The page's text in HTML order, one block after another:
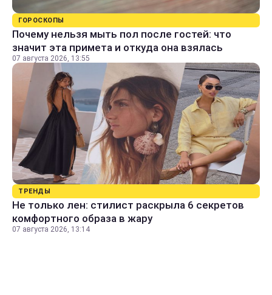
ГОРОСКОПЫ
Почему нельзя мыть пол после гостей: что
значит эта примета и откуда она взялась
07 августа 2026, 13:55
ТРЕНДЫ
Не только лен: стилист раскрыла 6 секретов
комфортного образа в жару
07 августа 2026, 13:14